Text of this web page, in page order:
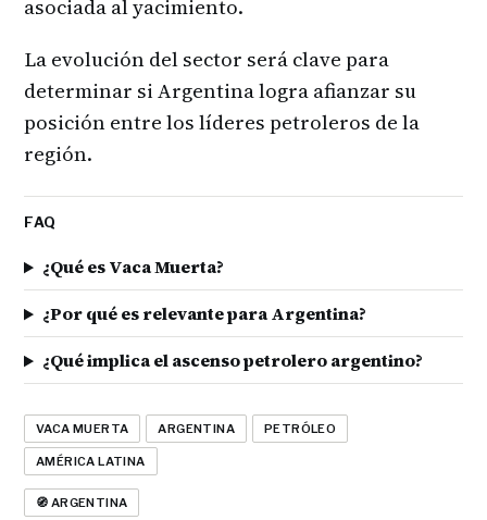
asociada al yacimiento.
La evolución del sector será clave para
determinar si Argentina logra afianzar su
posición entre los líderes petroleros de la
región.
FAQ
¿Qué es Vaca Muerta?
¿Por qué es relevante para Argentina?
¿Qué implica el ascenso petrolero argentino?
VACA MUERTA ARGENTINA PETRÓLEO
AMÉRICA LATINA
🧭 ARGENTINA